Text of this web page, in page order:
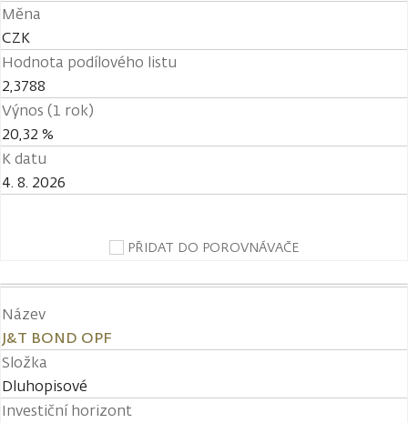
Měna
CZK
Hodnota podílového listu
2,3788
Výnos (1 rok)
20,32 %
K datu
4. 8. 2026
PŘIDAT DO POROVNÁVAČE
Název
J&T BOND OPF
Složka
Dluhopisové
Investiční horizont